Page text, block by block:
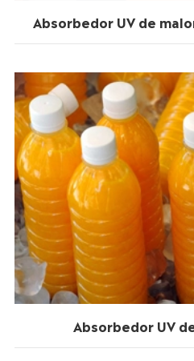
Absorbedor UV de
Absorbedor UV